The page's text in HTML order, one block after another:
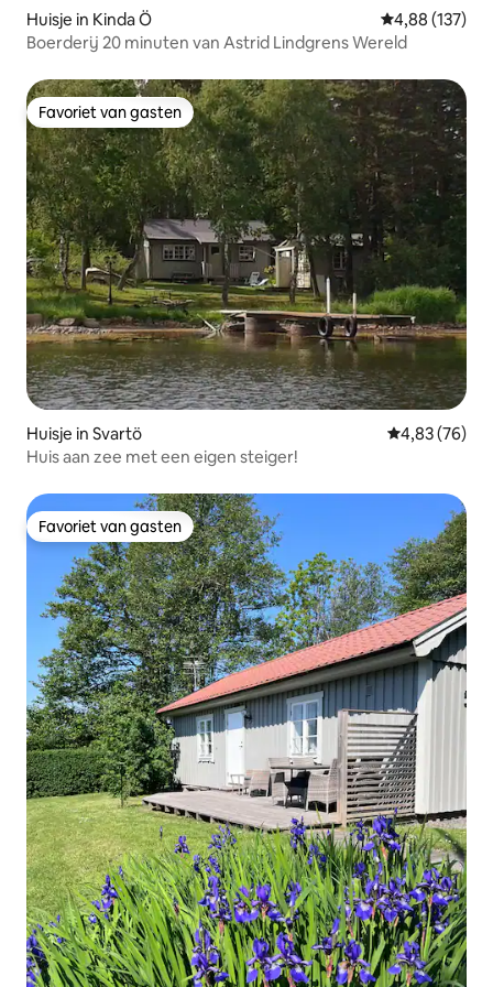
Huisje in Kinda Ö Gemiddelde
4,88 (137)
Boerderij 20 minuten van Astrid Lindgrens Wereld
Favoriet van gasten
Favoriet van gasten
Huisje in Svartö Gemiddelde
4,83 (76)
Huis aan zee met een eigen steiger!
Favoriet van gasten
Favoriet van gasten